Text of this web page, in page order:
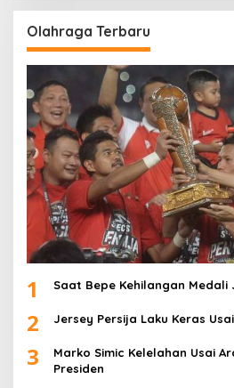
Olahraga Terbaru
1 Saat Bepe Kehilangan Medali
2 Jersey Persija Laku Keras
3
Marko Simic Kelelahan Usai
Presiden